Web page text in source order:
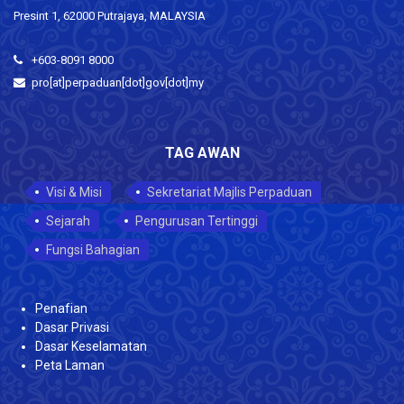
Presint 1, 62000 Putrajaya, MALAYSIA
+603-8091 8000
pro[at]perpaduan[dot]gov[dot]my
TAG AWAN
Visi & Misi
Sekretariat Majlis Perpaduan
Sejarah
Pengurusan Tertinggi
Fungsi Bahagian
Penafian
Dasar Privasi
Dasar Keselamatan
Peta Laman